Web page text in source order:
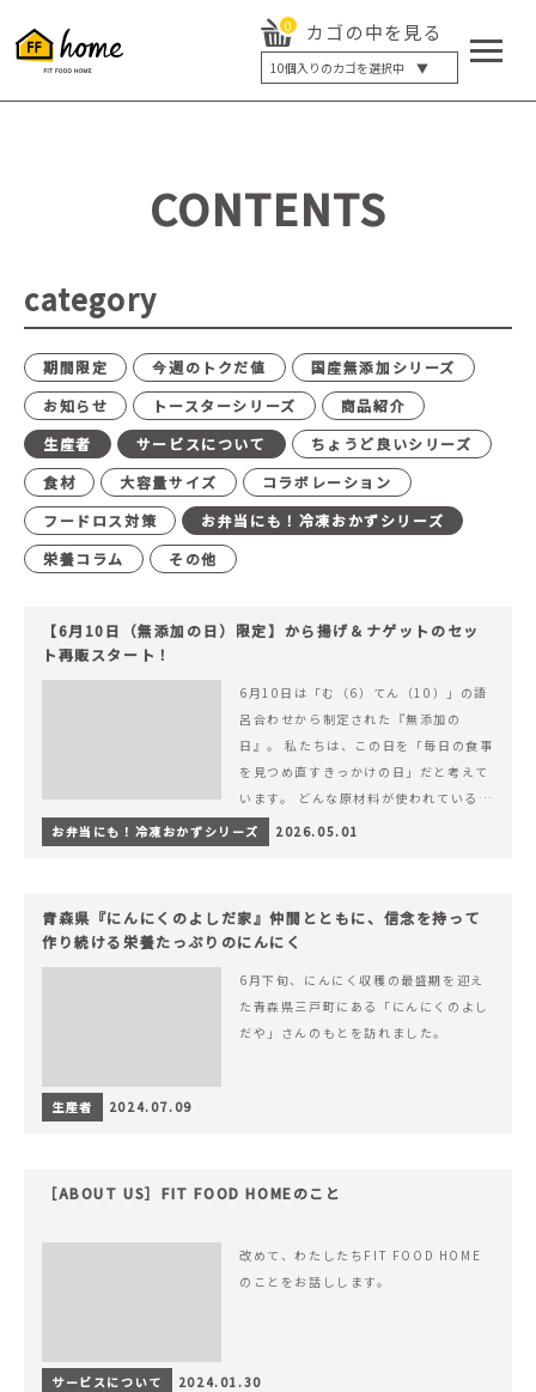
0 カゴの中を見る
10個入りのカゴを選択中 ▼
5個入り
20個入り
最大12%OFF
CONTENTS
category
期間限定 今週のトクだ値
国産無添加シリーズ
お知らせ
トースターシリーズ
商品紹介
生産者
サービスについて
ちょうど良いシリーズ
食材
大容量サイズ
コラボレーション
フードロス対策
お弁当にも！冷凍おかずシリーズ
栄養コラム
その他
【6月10日（無添加の日）限定】から揚げ＆ナゲットのセッ
ト再販スタート！
6月10日は「む（6）てん（10）」の語
呂合わせから制定された『無添加の
日』。 私たちは、この日を「毎日の食事
を見つめ直すきっかけの日」だと考えて
います。 どんな原材料が使われているの
か。 どのようにつくられているのか。&
hellip; 続きを読む 【6月10日（無添加
お弁当にも！冷凍おかずシリーズ 2026.05.01
青森県『にんにくのよしだ家』仲間とともに、信念を持って
作り続ける栄養たっぷりのにんにく
6月下旬、にんにく収穫の最盛期を迎え
た青森県三戸町にある「にんにくのよし
だや」さんのもとを訪れました。
生産者 2024.07.09
［ABOUT US］FIT FOOD HOMEのこと
改めて、わたしたちFIT FOOD HOME
のことをお話しします。
サービスについて 2024.01.30